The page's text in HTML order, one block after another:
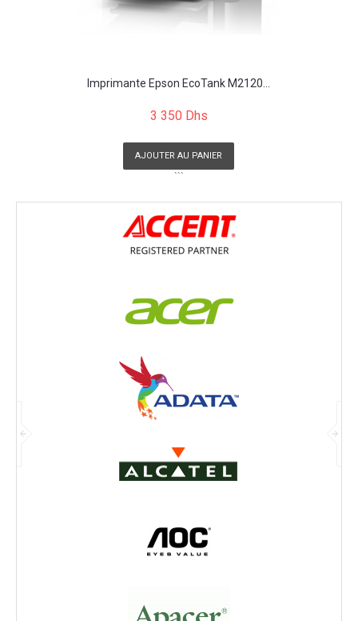
Imprimante Epson EcoTank M2120...
3 350 Dhs
AJOUTER AU PANIER
```